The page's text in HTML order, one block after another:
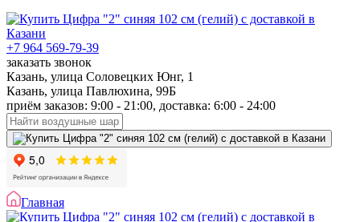
+7 964 569-79-39
заказать звонок
Казань, улица Соловецких Юнг, 1
Казань, улица Павлюхина, 99Б
приём заказов: 9:00 - 21:00, доставка: 6:00 - 24:00
Главная